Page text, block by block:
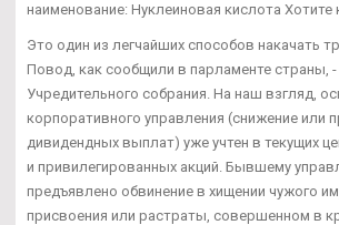
наименование: Нуклеиновая кислота Хотите
Это один из легчайших способов накачать
Повод, как сообщили в парламенте страны,
Учредительного собрания. На наш взгляд,
корпоративного управления (снижение или
дивидендных выплат) уже учтен в текущих
и привилегированных акций. Бывшему
предъявлено обвинение в хищении чужого
присвоения или растраты, совершенном в